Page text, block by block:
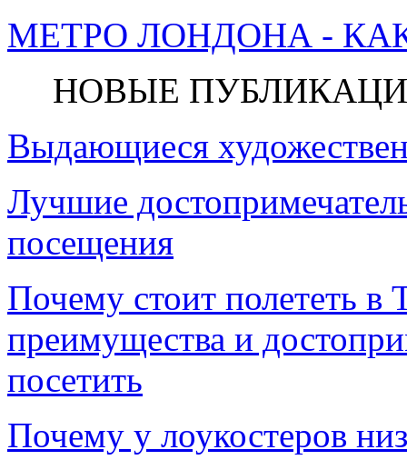
МЕТРО ЛОНДОНА -
НОВЫЕ
Выдающиеся
Лучшие
посещения
Почему стоит полететь в
преимущества и
посетить
Почему у лоукостеров